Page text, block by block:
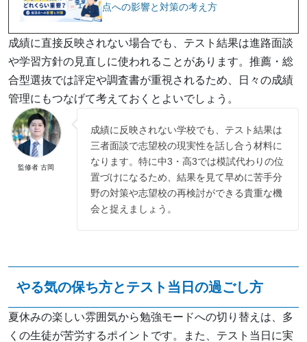
点への影響と対策の考え方
成績に直接反映されない場合でも、テスト結果は進路面談
や学習方針の見直しに使われることがあります。推薦・総
合型選抜では評定や調査書が重視されるため、日々の成績
管理にもつなげて考えておくとよいでしょう。
監修者 古岡
成績に反映されない学校でも、テスト結果は
三者面談で志望校の現実性を話し合う材料に
なります。特に中3・高3では模試代わりの位
置づけになるため、結果を見て早めに苦手分
野の対策や志望校の再検討ができる貴重な機
会と捉えましょう。
やる気の保ち方とテスト当日の過ごし方
夏休みの楽しい雰囲気から勉強モードへの切り替えは、多
くの生徒が苦労するポイントです。また、テスト当日に実